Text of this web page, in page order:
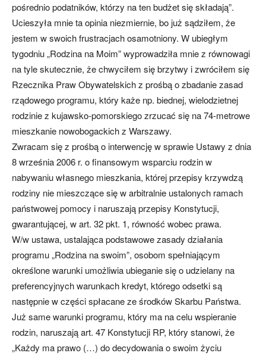
pośrednio podatników, którzy na ten budżet się składają”.
Ucieszyła mnie ta opinia niezmiernie, bo już sądziłem, że
jestem w swoich frustracjach osamotniony. W ubiegłym
tygodniu „Rodzina na Moim” wyprowadziła mnie z równowagi
na tyle skutecznie, że chwyciłem się brzytwy i zwróciłem się
Rzecznika Praw Obywatelskich z prośbą o zbadanie zasad
rządowego programu, który każe np. biednej, wielodzietnej
rodzinie z kujawsko-pomorskiego zrzucać się na 74-metrowe
mieszkanie nowobogackich z Warszawy.
Zwracam się z prośbą o interwencję w sprawie Ustawy z dnia
8 września 2006 r. o finansowym wsparciu rodzin w
nabywaniu własnego mieszkania, której przepisy krzywdzą
rodziny nie mieszczące się w arbitralnie ustalonych ramach
państwowej pomocy i naruszają przepisy Konstytucji,
gwarantującej, w art. 32 pkt. 1, równość wobec prawa.
W/w ustawa, ustalająca podstawowe zasady działania
programu „Rodzina na swoim”, osobom spełniającym
określone warunki umożliwia ubieganie się o udzielany na
preferencyjnych warunkach kredyt, którego odsetki są
następnie w części spłacane ze środków Skarbu Państwa.
Już same warunki programu, który ma na celu wspieranie
rodzin, naruszają art. 47 Konstytucji RP, który stanowi, że
„Każdy ma prawo (…) do decydowania o swoim życiu